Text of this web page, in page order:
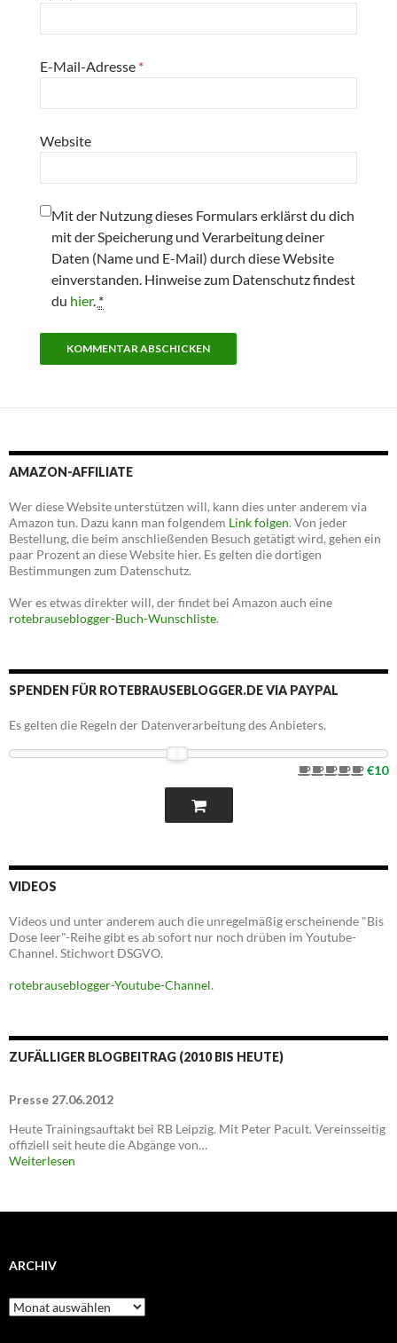
E-Mail-Adresse *
Website
Mit der Nutzung dieses Formulars erklärst du dich
mit der Speicherung und Verarbeitung deiner
Daten (Name und E-Mail) durch diese Website
einverstanden. Hinweise zum Datenschutz findest
du hier. *
AMAZON-AFFILIATE
Wer diese Website unterstützen will, kann dies unter anderem via
Amazon tun. Dazu kann man folgendem Link folgen. Von jeder
Bestellung, die beim anschließenden Besuch getätigt wird, gehen ein
paar Prozent an diese Website hier. Es gelten die dortigen
Bestimmungen zum Datenschutz.
Wer es etwas direkter will, der findet bei Amazon auch eine
rotebrauseblogger-Buch-Wunschliste.
SPENDEN FÜR ROTEBRAUSEBLOGGER.DE VIA PAYPAL
Es gelten die Regeln der Datenverarbeitung des Anbieters.
€10
VIDEOS
Videos und unter anderem auch die unregelmäßig erscheinende "Bis
Dose leer"-Reihe gibt es ab sofort nur noch drüben im Youtube-
Channel. Stichwort DSGVO.
rotebrauseblogger-Youtube-Channel.
ZUFÄLLIGER BLOGBEITRAG (2010 BIS HEUTE)
Presse 27.06.2012
Heute Trainingsauftakt bei RB Leipzig. Mit Peter Pacult. Vereinsseitig
offiziell seit heute die Abgänge von…
Weiterlesen
ARCHIV
Archiv